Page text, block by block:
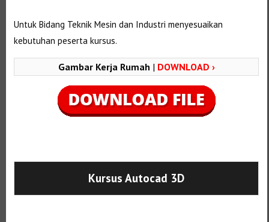
Untuk Bidang Teknik Mesin dan Industri menyesuaikan
kebutuhan peserta kursus.
Gambar Kerja Rumah | DOWNLOAD ›
Kursus Autocad 3D